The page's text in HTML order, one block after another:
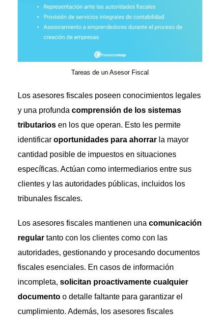
Tareas de un Asesor Fiscal
Los asesores fiscales poseen conocimientos legales
y una profunda comprensión de los sistemas
tributariosen los que operan. Esto les permite
identificar oportunidades para ahorrarla mayor
cantidad posible de impuestos en situaciones
específicas. Actúan como intermediarios entre sus
clientes y las autoridades públicas, incluidos los
tribunales fiscales.
Los asesores fiscales mantienen una comunicación
regulartanto con los clientes como con las
autoridades, gestionando y procesando documentos
fiscales esenciales. En casos de información
incompleta, solicitan proactivamente cualquier
documentoo detalle faltante para garantizar el
cumplimiento. Además, los asesores fiscales